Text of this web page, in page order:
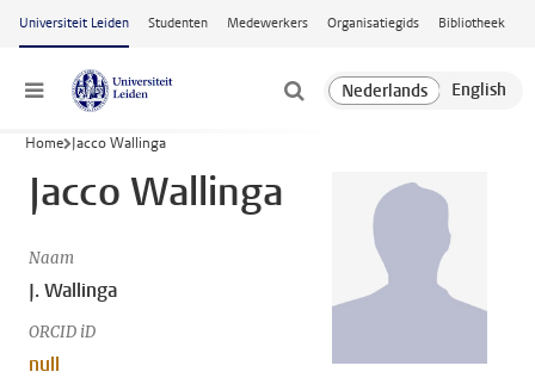
Ga naar hoofdinhoud
Universiteit Leiden Studenten Medewerkers Organisatiegids Bibliotheek
Menu
Home Jacco Wallinga
Jacco Wallinga
Naam
J. Wallinga
ORCID iD
null